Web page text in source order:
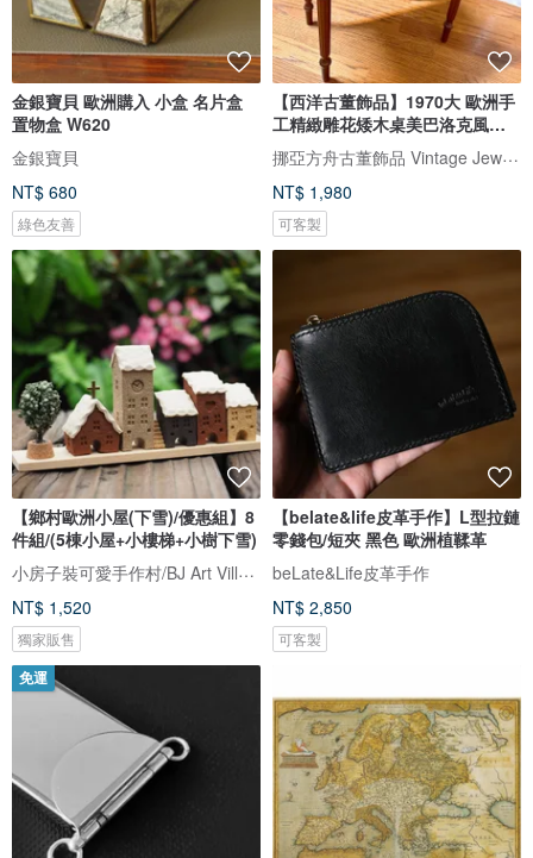
金銀寶貝 歐洲購入 小盒 名片盒
置物盒 W620
金銀寶貝
NT$ 680
綠色友善
【西洋古董飾品】1970大 歐洲手
工精緻雕花矮木桌美巴洛克風木
桌
挪亞方舟古董飾品 Vintage Jewelry
NT$ 1,980
可客製
【鄉村歐洲小屋(下雪)/優惠組】8
件組/(5棟小屋+小樓梯+小樹下雪)
小房子裝可愛手作村/BJ Art Village
NT$ 1,520
獨家販售
【belate&life皮革手作】L型拉鏈
零錢包/短夾 黑色 歐洲植鞣革
beLate&Life皮革手作
NT$ 2,850
可客製
免運